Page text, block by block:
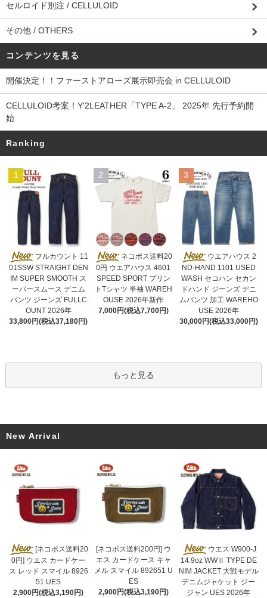
セルロイド別注 / CELLULOID
その他 / OTHERS
コンテンツを見る
開催決定！！ファーストアローズ展示即売会 in CELLULOID
CELLULOID考案！Y'2LEATHER「TYPE A-2」 2025年 先行予約開
始
Ranking
1
フルカウント 11
01SSW STRAIGHT DEN
IM SUPER SMOOTH ス
ーパースムース デニム
パンツ ジーンズ FULLC
OUNT 2026年
33,800円(税込37,180円)
2
ネコポス送料20
0円 ウエアハウス 4601
SPEED SPORT プリン
トTシャツ 半袖 WAREH
OUSE 2026年新作
7,000円(税込7,700円)
3
ウエアハウス 2
ND-HAND 1101 USED
WASH セコハン セカン
ドハンド ジーンズ デニ
ムパンツ 加工 WAREHO
USE 2026年
30,000円(税込33,000円)
もっと見る
New Arrival
[ネコポス送料20
0円] ウエス カードケー
ス レッド スマイル 8926
51 UES
2,900円(税込3,190円)
[ネコポス送料200円] ウ
エス カードケース キャ
メル スマイル 892651 U
ES
2,900円(税込3,190円)
ウエス W900-J
14.9oz WWⅡ TYPE DE
NIM JACKET 大戦モデル
デニムジャケット ジー
ジャン UES 2026年